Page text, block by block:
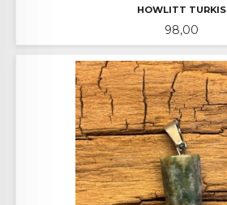
HOWLITT TURKIS
Pris
98,00